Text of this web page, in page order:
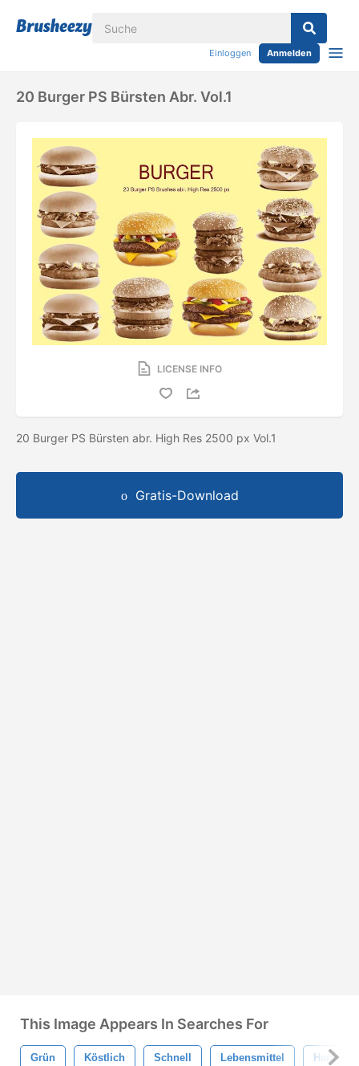
Einloggen Anmelden
20 Burger PS Bürsten Abr. Vol.1
LICENSE INFO
20 Burger PS Bürsten abr. High Res 2500 px Vol.1
Gratis-Download
This Image Appears In Searches For
Grün Köstlich Schnell Lebensmittel